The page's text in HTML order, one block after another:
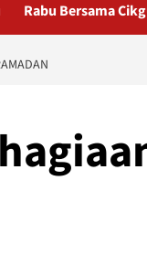
Rabu Bersama